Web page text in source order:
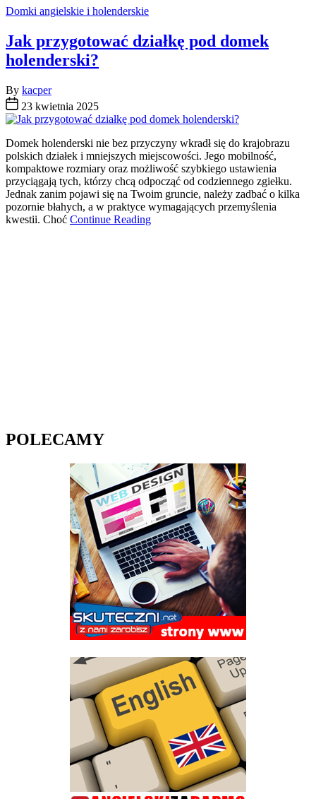
Categories
Domki angielskie i holenderskie
Jak przygotować działkę pod domek
holenderski?
By kacper
23 kwietnia 2025
Domek holenderski nie bez przyczyny wkradł się do krajobrazu
polskich działek i mniejszych miejscowości. Jego mobilność,
kompaktowe rozmiary oraz możliwość szybkiego ustawienia
przyciągają tych, którzy chcą odpocząć od codziennego zgiełku.
Jednak zanim pojawi się na Twoim gruncie, należy zadbać o kilka
pozornie błahych, a w praktyce wymagających przemyślenia
kwestii. Choć Continue Reading
POLECAMY